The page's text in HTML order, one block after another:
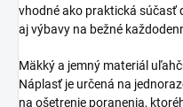
vhodné ako praktická súčasť
aj výbavy na bežné
Mäkký a jemný materiál
Náplasť je určená na
na ošetrenie poranenia,